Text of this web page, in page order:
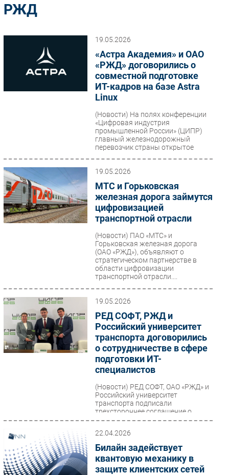
Импорто­замещение
Автоматизация Промышленности
Интернет
Мобильная связь
Фиксированная связь
Интеграция
Рынок ПК
Кадры
Регулирование
Финансы
Web
РАЗДЕЛЫ
Новости
Тестовый стенд
Каталог компаний
РЖД
19.05.2026
«Астра Академия» и ОАО
«РЖД» договорились о
совместной подготовке
ИТ-кадров на базе Astra
Linux
(Новости) На полях конференции
«Цифровая индустрия
промышленной России» (ЦИПР)
главный железнодорожный
перевозчик страны открытое
19.05.2026
МТС и Горьковская
железная дорога займутся
цифровизацией
транспортной отрасли
(Новости) ПАО «МТС» и
Горьковская железная дорога
(ОАО «РЖД»), объявляют о
стратегическом партнерстве в
области цифровизации
транспортной отрасли....
19.05.2026
РЕД СОФТ, РЖД и
Российский университет
транспорта договорились
о сотрудничестве в сфере
подготовки ИТ-
специалистов
(Новости) РЕД СОФТ, ОАО «РЖД» и
Российский университет
транспорта подписали
трехстороннее соглашение о
сотрудничестве на конференции
22.04.2026
Билайн задействует
квантовую механику в
защите клиентских сетей